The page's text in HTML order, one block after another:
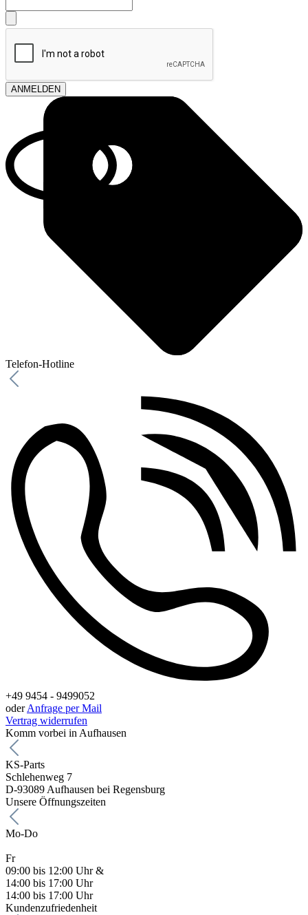
ANMELDEN
Telefon-Hotline
+49 9454 - 9499052
oderAnfrage per Mail
Vertrag widerrufen
Komm vorbei in Aufhausen
KS-Parts
Schlehenweg 7
D-93089 Aufhausen bei Regensburg
Unsere Öffnungszeiten
Mo-Do
Fr
09:00 bis 12:00 Uhr &
14:00 bis 17:00 Uhr
14:00 bis 17:00 Uhr
Kundenzufriedenheit